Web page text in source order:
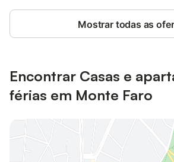
Mostrar todas as
Encontrar Casas e
férias em Monte Faro